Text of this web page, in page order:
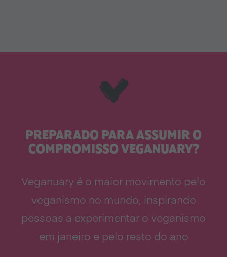
PREPARADO PARA ASSUMIR O
COMPROMISSO VEGANUARY?
Veganuary é o maior movimento pelo
veganismo no mundo, inspirando
pessoas a experimentar o veganismo
em janeiro e pelo resto do ano